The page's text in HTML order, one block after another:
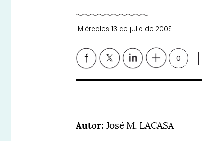
Miércoles, 13 de julio de 2005
0
Autor:José M. LACASA